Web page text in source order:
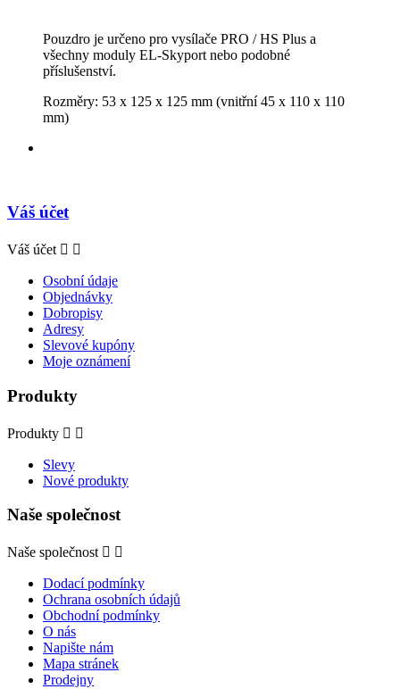
Pouzdro je určeno pro vysílače PRO / HS Plus a
všechny moduly EL-Skyport nebo podobné
příslušenství.
Rozměry: 53 x 125 x 125 mm (vnitřní 45 x 110 x 110
mm)
Váš účet
Váš účet  
Osobní údaje
Objednávky
Dobropisy
Adresy
Slevové kupóny
Moje oznámení
Produkty
Produkty  
Slevy
Nové produkty
Naše společnost
Naše společnost  
Dodací podmínky
Ochrana osobních údajů
Obchodní podmínky
O nás
Napište nám
Mapa stránek
Prodejny